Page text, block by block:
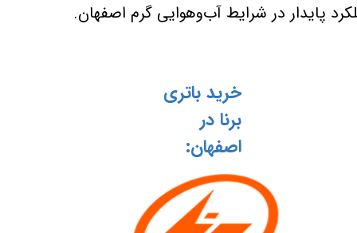
پایدار در شرایط آب‌وهوایی گرم اصفهان.
خرید باتری
برنا در
اصفهان: